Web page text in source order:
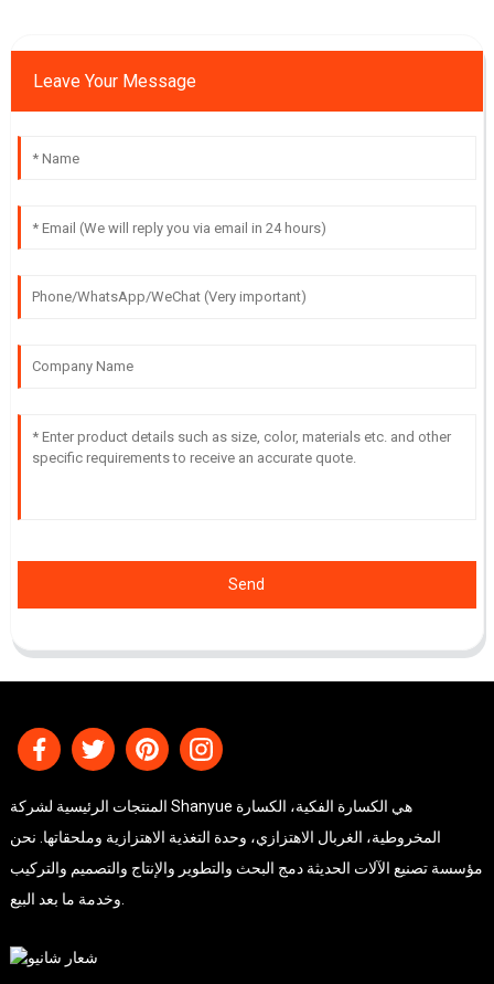
Leave Your Message
Send
المنتجات الرئيسية لشركة Shanyue هي الكسارة الفكية، الكسارة
المخروطية، الغربال الاهتزازي، وحدة التغذية الاهتزازية وملحقاتها. نحن
مؤسسة تصنيع الآلات الحديثة دمج البحث والتطوير والإنتاج والتصميم والتركيب